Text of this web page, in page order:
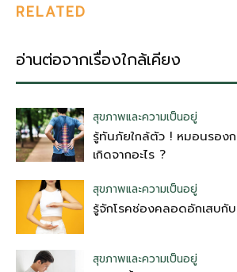
RELATED
อ่านต่อจากเรื่องใกล้เคียง
สุขภาพและความเป็นอยู่
รู้ทันภัยใกล้ตัว ! หมอนรองก
เกิดจากอะไร ?
สุขภาพและความเป็นอยู่
รู้จักโรคช่องคลอดอักเสบกั
สุขภาพและความเป็นอยู่